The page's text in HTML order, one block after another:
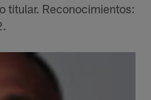
titular. Reconocimientos: